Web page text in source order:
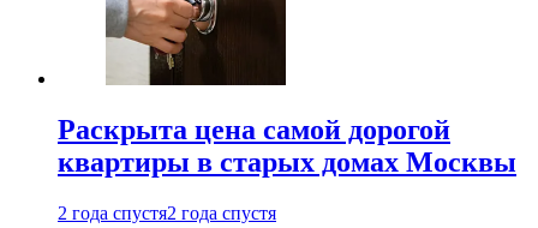
Раскрыта цена самой дорогой
квартиры в старых домах Москвы
2 года спустя2 года спустя